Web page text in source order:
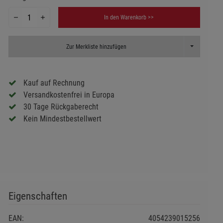
In den Warenkorb >>
Zur Merkliste hinzufügen Toggle
Kauf auf Rechnung
Versandkostenfrei in Europa
30 Tage Rückgaberecht
Kein Mindestbestellwert
Eigenschaften
EAN: 4054239015256